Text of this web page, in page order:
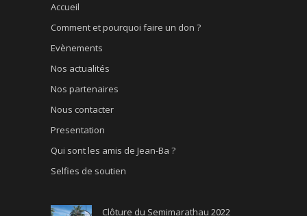
Accueil
Comment et pourquoi faire un don ?
Evènements
Nos actualités
Nos partenaires
Nous contacter
Presentation
Qui sont les amis de Jean-Ba ?
Selfies de soutien
Clôture du Semimarathau 2022